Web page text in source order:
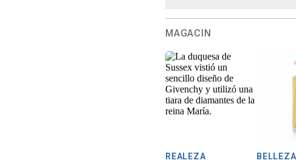
MAGACÍN
REALEZA BELLEZA